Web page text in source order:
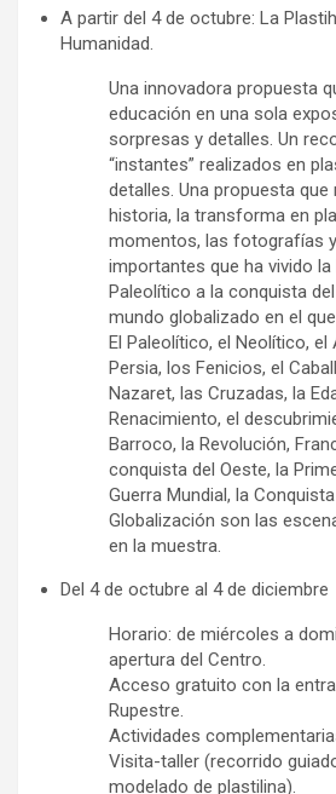
A partir del 4 de octubre: La
Humanidad.
Una innovadora propuesta
educación en una sola
sorpresas y detalles. Un
“instantes” realizados en
detalles. Una propuesta
historia, la transforma en
momentos, las fotografías
importantes que ha vivido la
Paleolítico a la conquista
mundo globalizado en el
El Paleolítico, el Neolítico, el
Persia, los Fenicios, el
Nazaret, las Cruzadas, la
Renacimiento, el
Barroco, la Revolución,
conquista del Oeste, la
Guerra Mundial, la
Globalización son las
en la muestra.
Del 4 de octubre al 4 de diciembre
Horario: de miércoles a
apertura del Centro.
Acceso gratuito con la
Rupestre.
Actividades
Visita-taller (recorrido
modelado de plastilina).